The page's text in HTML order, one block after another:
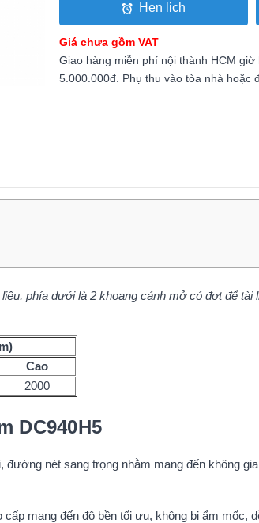
Hẹn lịch
Giá chưa gồm VAT
Giao hàng miễn phí nội thành HCM
5.000.000đ. Phụ thu vào tòa nhà hoặc
phía dưới là 2 khoang cánh mở có đợt để tài
Cao
2000
DC940H5
nét sang trọng nhằm mang đến không
mang đến độ bền tối ưu, không bị ẩm mốc,